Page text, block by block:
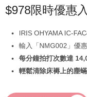
$978限時優惠
IRIS OHYAMA IC-
輸入「NMG002」優
每分鐘拍打次數達
輕鬆清除床褥上的塵